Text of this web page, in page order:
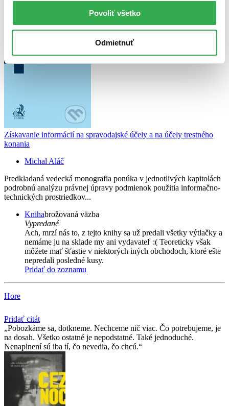
Povoliť všetko
Odmietnuť
Získavanie informácií na spravodajské účely a na účely trestného
konania
Michal Aláč
Predkladaná vedecká monografia ponúka v jednotlivých kapitolách
podrobnú analýzu právnej úpravy podmienok použitia informačno-
technických prostriedkov...
Knihabrožovaná väzba
Vypredané
Ach, mrzí nás to, z tejto knihy sa už predali všetky výtlačky a
nemáme ju na sklade my ani vydavateľ :( Teoreticky však
môžete mať šťastie v niektorých iných obchodoch, ktoré ešte
nepredali posledné kusy.
Pridať do zoznamu
Hore
Pridať citát
Pobozkáme sa, dotkneme. Nechceme nič viac. Čo potrebujeme, je
na dosah. Všetko ostatné je nepodstatné. Také jednoduché.
Nenaplnení sú iba tí, čo nevedia, čo chcú.